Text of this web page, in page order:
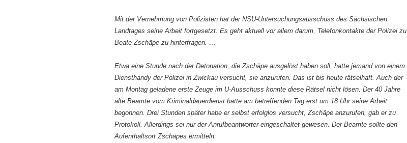
Mit der Vernehmung von Polizisten hat der NSU-Untersuchungsausschuss des Sächsischen
Landtages seine Arbeit fortgesetzt. Es geht aktuell vor allem darum, Telefonkontakte der Polizei zu
Beate Zschäpe zu hinterfragen. …
Etwa eine Stunde nach der Detonation, die Zschäpe ausgelöst haben soll, hatte jemand von einem
Diensthandy der Polizei in Zwickau versucht, sie anzurufen. Das ist bis heute rätselhaft. Auch der
am Montag geladene erste Zeuge im U-Ausschuss konnte diese Rätsel nicht lösen. Der 40 Jahre
alte Beamte vom Kriminaldauerdienst hatte am betreffenden Tag erst um 18 Uhr seine Arbeit
begonnen. Drei Stunden später habe er selbst erfolglos versucht, Zschäpe anzurufen, gab er zu
Protokoll. Allerdings sei nur der Anrufbeantworter eingeschaltet gewesen. Der Beamte sollte den
Aufenthaltsort Zschäpes ermitteln.